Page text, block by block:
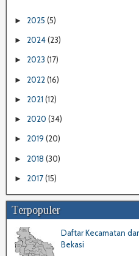
► 2025 (5)
► 2024(23)
► 2023 (17)
► 2022 (16)
► 2021 (12)
► 2020 (34)
► 2019 (20)
► 2018 (30)
► 2017(15)
Terpopuler
Daftar Kecamatan
Bekasi